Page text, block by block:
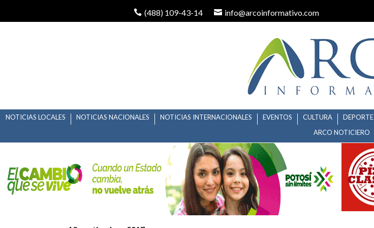
(488) 109-43-14 info@arcoinformativo.com
NOTICIAS LOCALES NOTICIAS NACIONALES NOTICIAS INTERNACIONALES EVENTOS CULTURA DEPORTE
ARCO NOTICIERO
REVOLUCIÓN SIN CAUDILLO